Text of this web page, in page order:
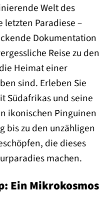
Welt des
letzten Paradiese –
Dokumentation
Reise zu den
Heimat einer
sind. Erleben Sie
Südafrikas und seine
ikonischen Pinguinen
bis zu den unzähligen
die dieses
machen.
Ein Mikrokosmos